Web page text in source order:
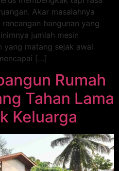
Akar masalahnya
bangunan yang
jumlah mesin
yang matang sejak awal
[…]
Rumah
Tahan Lama
Keluarga